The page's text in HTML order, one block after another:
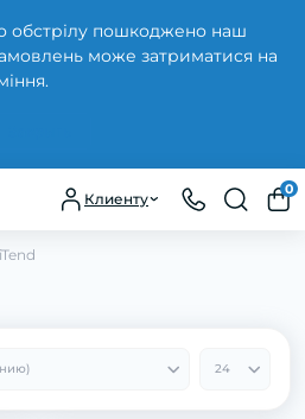
обстрілу пошкоджено наш
може затриматися на
Клиенту
0